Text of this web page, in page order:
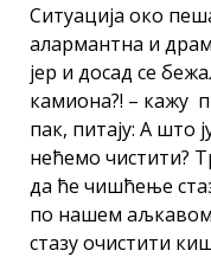
Ситуација око
алармантна и
јер и досад се
камиона?! – кажу
пак, питају: А што
нећемо чистити?
да ће чишћење
по нашем
стазу очистити